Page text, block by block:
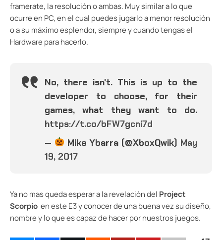
framerate, la resolución o ambas. Muy similar a lo que
ocurre en PC, en el cual puedes jugarlo a menor resolución
o a su máximo esplendor, siempre y cuando tengas el
Hardware para hacerlo.
No, there isn't. This is up to the
developer to choose, for their
games, what they want to do.
https://t.co/bFW7gcni7d
—
Mike Ybarra (@XboxQwik) May
19, 2017
Ya no mas queda esperar a la revelación del Project
Scorpio en este E3 y conocer de una buena vez su diseño,
nombre y lo que es capaz de hacer por nuestros juegos.